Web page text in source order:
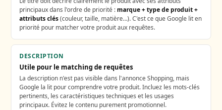
principaux dans l'ordre de priorité : marque + type de produit +
attributs clés(couleur, taille, matière…). C'est ce que Google lit en
priorité pour matcher votre produit aux requêtes.
DESCRIPTION
Utile pour le matching de requêtes
La description n'est pas visible dans l'annonce Shopping, mais
Google la lit pour comprendre votre produit. Incluez les mots-clés
pertinents, les caractéristiques techniques et les usages
principaux. Évitez le contenu purement promotionnel.